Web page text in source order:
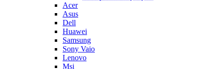
Acer
Asus
Dell
Huawei
Samsung
Sony Vaio
Lenovo
Msi